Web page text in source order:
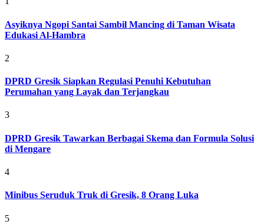
Asyiknya Ngopi Santai Sambil Mancing di Taman Wisata
Edukasi Al-Hambra
2
DPRD Gresik Siapkan Regulasi Penuhi Kebutuhan
Perumahan yang Layak dan Terjangkau
3
DPRD Gresik Tawarkan Berbagai Skema dan Formula Solusi
di Mengare
4
Minibus Seruduk Truk di Gresik, 8 Orang Luka
5